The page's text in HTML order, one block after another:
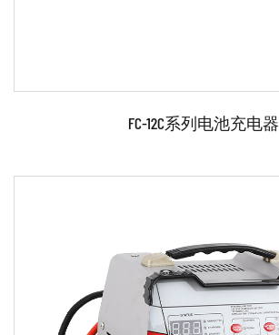
参数：
FC-12C系列电池充电器